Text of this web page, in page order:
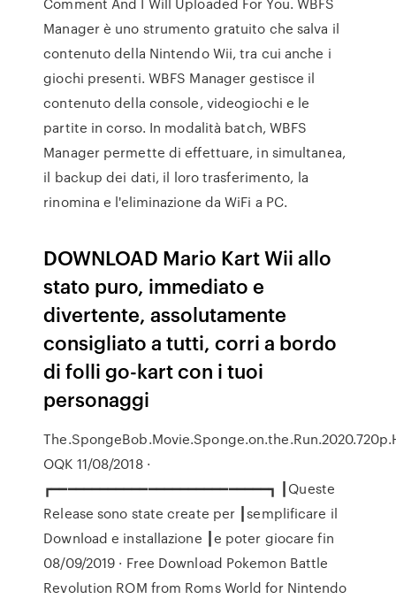
Manager è uno strumento gratuito che salva il
contenuto della Nintendo Wii, tra cui anche i
giochi presenti. WBFS Manager gestisce il
contenuto della console, videogiochi e le
partite in corso. In modalità batch, WBFS
Manager permette di effettuare, in simultanea,
il backup dei dati, il loro trasferimento, la
rinomina e l'eliminazione da WiFi a PC.
DOWNLOAD Mario Kart Wii allo
stato puro, immediato e
divertente, assolutamente
consigliato a tutti, corri a bordo
di folli go-kart con i tuoi
personaggi
OQK 11/08/2018 ·
┏━━━━━━━━━━━━━━━━━━━━━━━━━━━┓ ┃Queste
Release sono state create per ┃semplificare il
Download e installazione ┃e poter giocare fin
08/09/2019 · Free Download Pokemon Battle
Revolution ROM from Roms World for Nintendo